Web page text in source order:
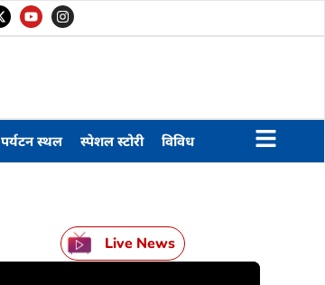
पर्यटन स्थल स्पेशल स्टोरी विविध
Live News